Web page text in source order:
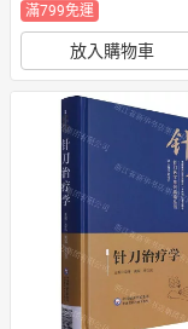
滿799免運
放入購物車